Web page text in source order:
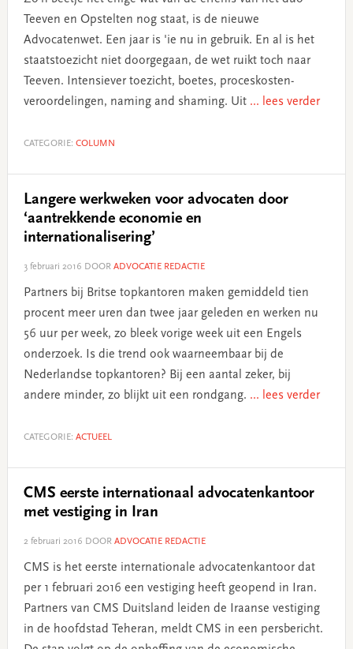
Teeven en Opstelten nog staat, is de nieuwe
Advocatenwet. Een jaar is 'ie nu in gebruik. En al is het
staatstoezicht niet doorgegaan, de wet ruikt toch naar
Teeven. Intensiever toezicht, boetes, proceskosten-
veroordelingen, naming and shaming. Uit ... lees verder
CATEGORIE: COLUMN
Langere werkweken voor advocaten door
‘aantrekkende economie en
internationalisering’
3 februari 2016 DOOR ADVOCATIE REDACTIE
Partners bij Britse topkantoren maken gemiddeld tien
procent meer uren dan twee jaar geleden en werken nu
56 uur per week, zo bleek vorige week uit een Engels
onderzoek. Is die trend ook waarneembaar bij de
Nederlandse topkantoren? Bij een aantal zeker, bij
andere minder, zo blijkt uit een rondgang. ... lees verder
CATEGORIE: ACTUEEL
CMS eerste internationaal advocatenkantoor
met vestiging in Iran
2 februari 2016 DOOR ADVOCATIE REDACTIE
CMS is het eerste internationale advocatenkantoor dat
per 1 februari 2016 een vestiging heeft geopend in Iran.
Partners van CMS Duitsland leiden de Iraanse vestiging
in de hoofdstad Teheran, meldt CMS in een persbericht.